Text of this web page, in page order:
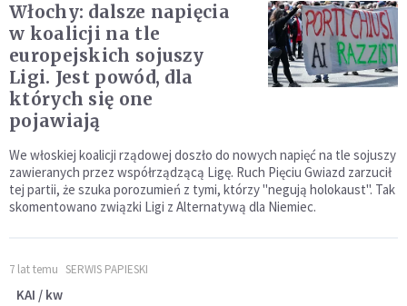
Włochy: dalsze napięcia
w koalicji na tle
europejskich sojuszy
Ligi. Jest powód, dla
których się one
pojawiają
We włoskiej koalicji rządowej doszło do nowych napięć na tle sojuszy
zawieranych przez współrządzącą Ligę. Ruch Pięciu Gwiazd zarzucił
tej partii, że szuka porozumień z tymi, którzy "negują holokaust". Tak
skomentowano związki Ligi z Alternatywą dla Niemiec.
7 lat temu SERWIS PAPIESKI
KAI / kw